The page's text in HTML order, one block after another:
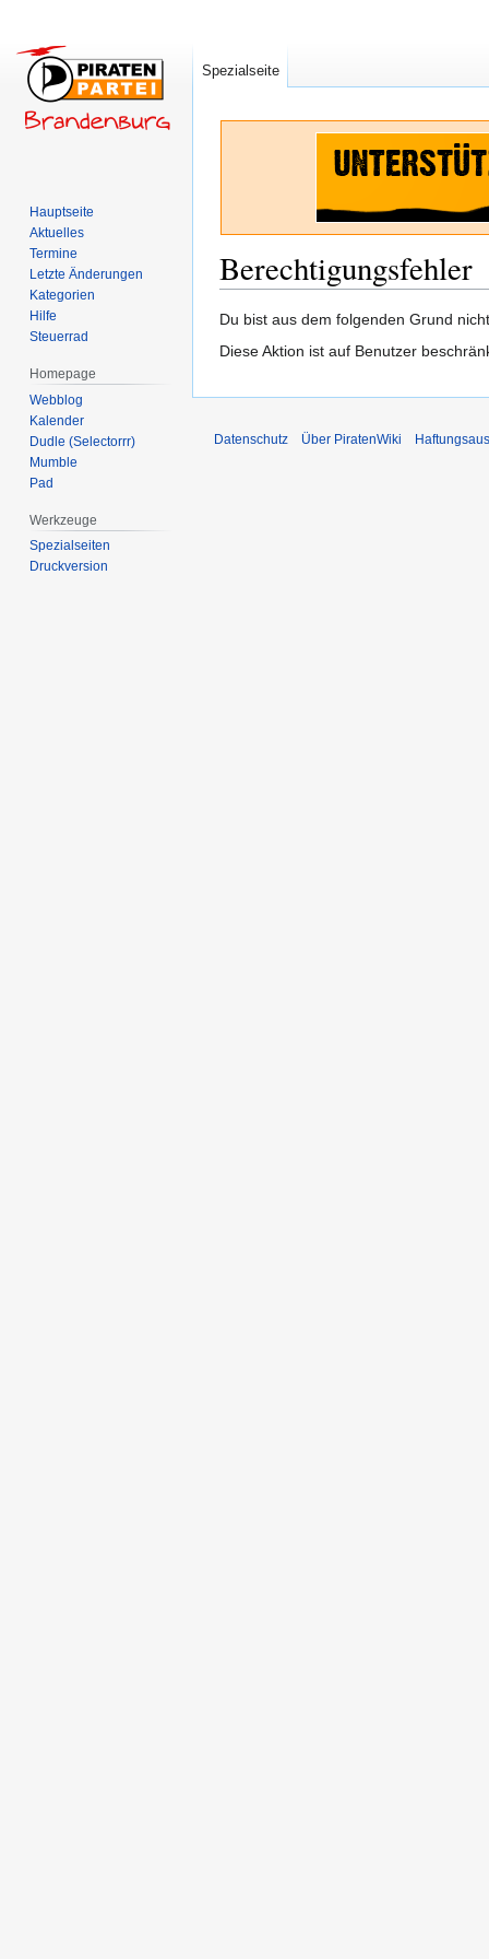
Berechtigungsfehler
Zur
Navigation
Zur
Suche
Du bist aus dem folgenden Grund
Diese Aktion ist auf Benutzer
Spezialseite
Hauptseite
Aktuelles
Termine
Letzte Änderungen
Kategorien
Hilfe
Steuerrad
Homepage
Webblog
Kalender
Dudle (Selectorrr)
Mumble
Pad
Werkzeuge
Spezialseiten
Druckversion
Datenschutz Über PiratenWiki